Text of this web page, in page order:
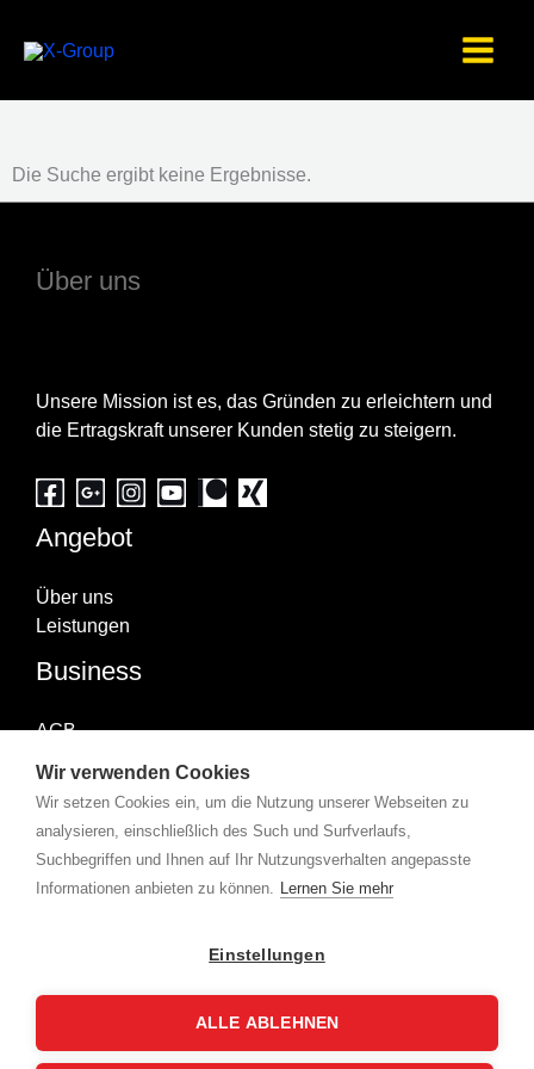
Wir verwenden Cookies
Wir setzen Cookies ein, um die Nutzung unserer Webseiten zu
analysieren, einschließlich des Such und Surfverlaufs,
Suchbegriffen und Ihnen auf Ihr Nutzungsverhalten angepasste
Informationen anbieten zu können. Lernen Sie mehr
Einstellungen
ALLE ABLEHNEN
Die Suche ergibt keine Ergebnisse.
Über uns
Unsere Mission ist es, das Gründen zu erleichtern und
die Ertragskraft unserer Kunden stetig zu steigern.
Angebot
Über uns
Leistungen
Business
AGB
Abonniere uns
Copyright © 2026 X-Group | Powered by